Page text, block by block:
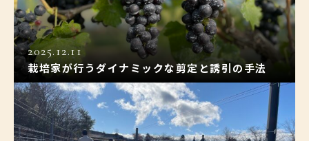
2025.12.11
栽培家が行うダイナミックな剪定と誘引の手法